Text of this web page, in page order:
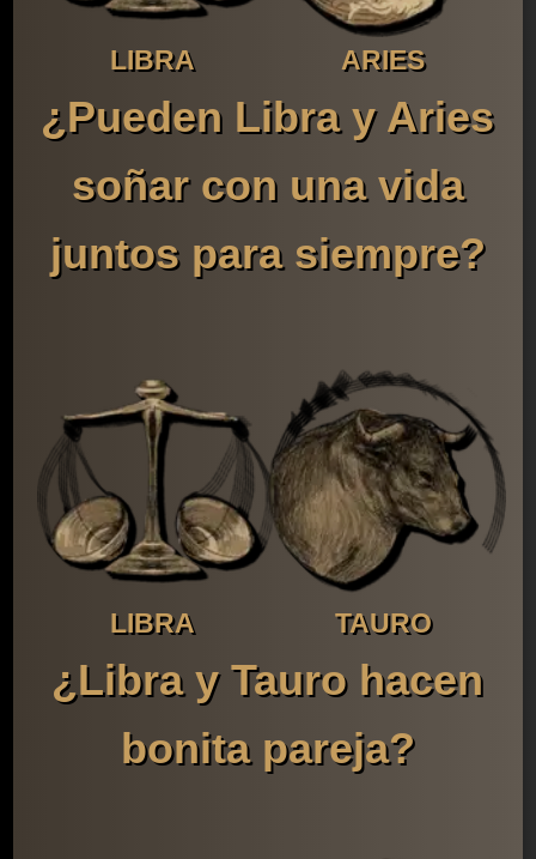
LIBRA ARIES
¿Pueden Libra y Aries
soñar con una vida
juntos para siempre?
LIBRA TAURO
¿Libra y Tauro hacen
bonita pareja?